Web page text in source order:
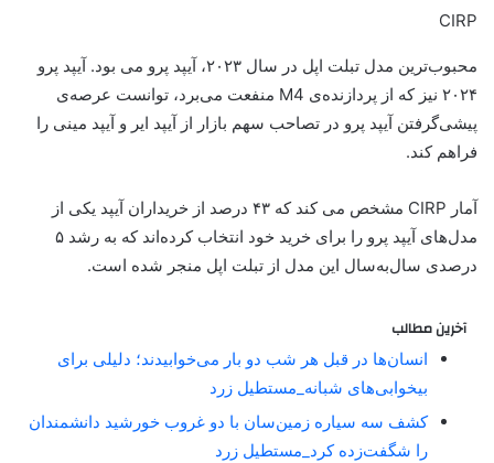
CIRP
محبوب‌ترین مدل تبلت اپل در سال ۲۰۲۳، آیپد پرو می بود. آیپد پرو
۲۰۲۴ نیز که از پردازنده‌ی M4 منفعت می‌برد، توانست عرصه‌ی
پیشی‌گرفتن آیپد پرو در تصاحب سهم بازار از آیپد ایر و آیپد مینی را
فراهم کند.
آمار CIRP مشخص می کند که ۴۳ درصد از خریداران آیپد یکی از
مدل‌های آیپد پرو را برای خرید خود انتخاب کرده‌اند که به رشد ۵
درصدی سال‌به‌سال این مدل از تبلت اپل منجر شده است.
آخرین مطالب
انسان‌ها در قبل هر شب دو بار می‌خوابیدند؛ دلیلی برای
بیخوابی‌های شبانه_مستطیل زرد
کشف سه سیاره زمین‌سان با دو غروب خورشید دانشمندان
را شگفت‌زده کرد_مستطیل زرد